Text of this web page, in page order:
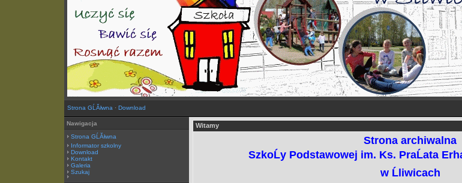
Strona GĹĂłwna · Download
Nawigacja
Strona GĹĂłwna
Informator szkolny
Download
Kontakt
Galeria
Szukaj
Witamy
Strona archiwalna
SzkoĹy Podstawowej im. Ks. PraĹata
w Ĺliwicach